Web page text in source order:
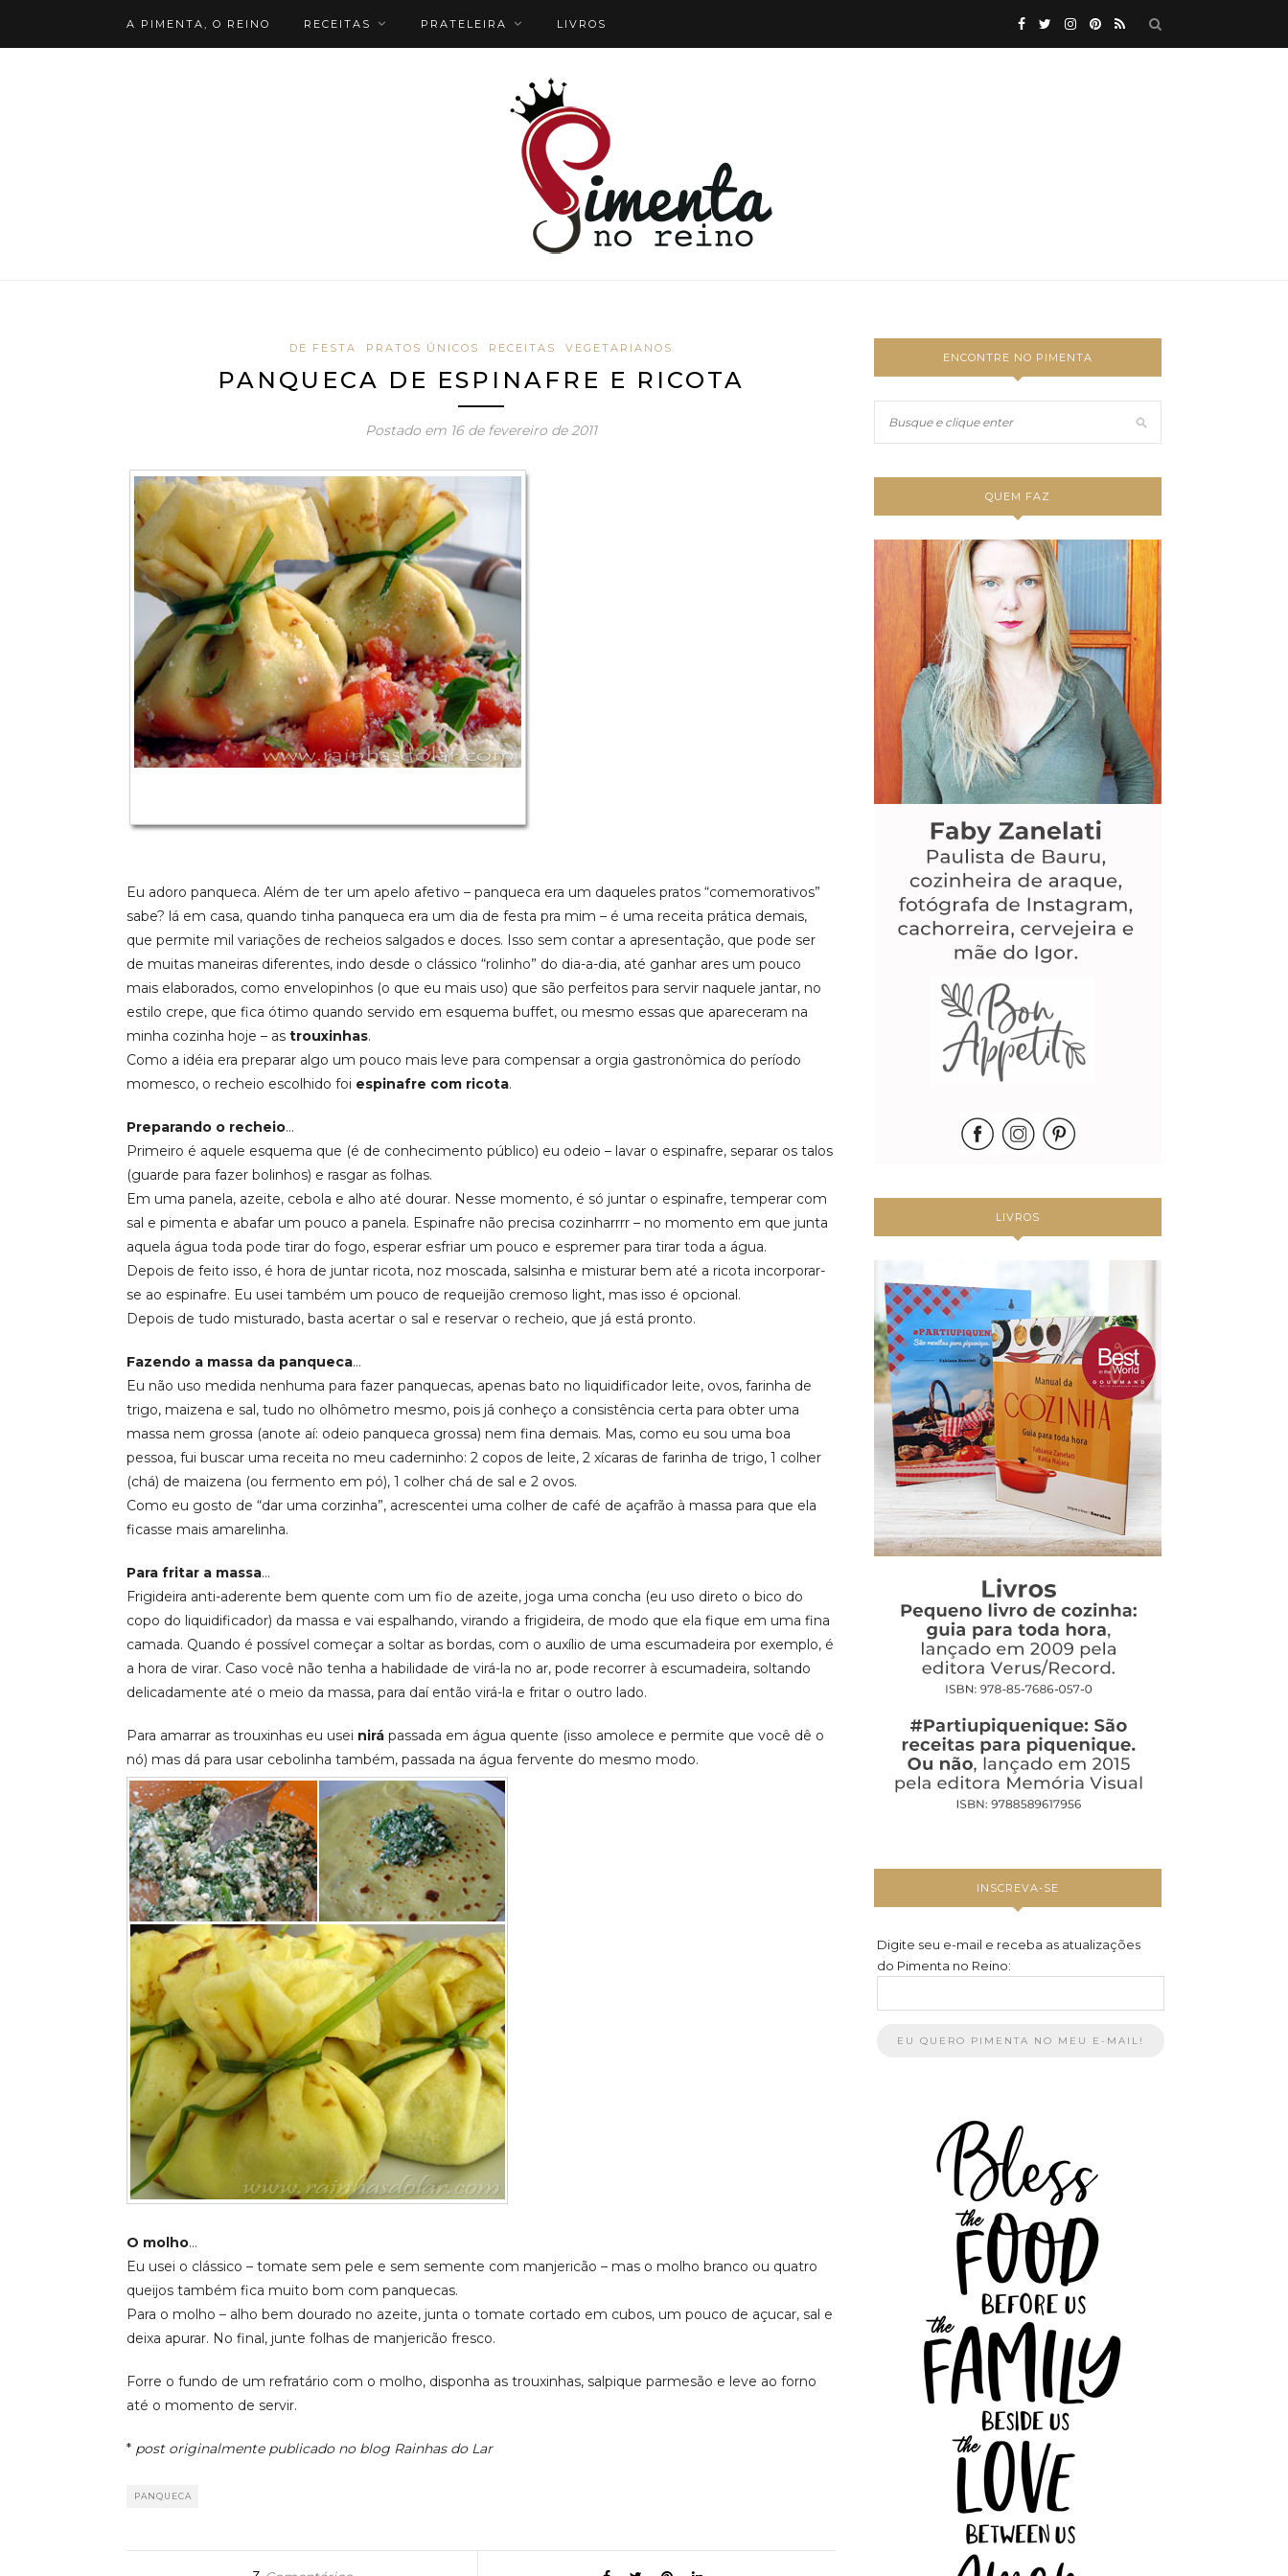
A PIMENTA, O REINO RECEITAS PRATELEIRA LIVROS
DE FESTA PRATOS ÚNICOS RECEITAS VEGETARIANOS
PANQUECA DE ESPINAFRE E RICOTA
Postado em 16 de fevereiro de 2011
Eu adoro panqueca. Além de ter um apelo afetivo – panqueca era um daqueles pratos “comemorativos”
sabe? lá em casa, quando tinha panqueca era um dia de festa pra mim – é uma receita prática demais,
que permite mil variações de recheios salgados e doces. Isso sem contar a apresentação, que pode ser
de muitas maneiras diferentes, indo desde o clássico “rolinho” do dia-a-dia, até ganhar ares um pouco
mais elaborados, como envelopinhos (o que eu mais uso) que são perfeitos para servir naquele jantar, no
estilo crepe, que fica ótimo quando servido em esquema buffet, ou mesmo essas que apareceram na
minha cozinha hoje – as trouxinhas.
Como a idéia era preparar algo um pouco mais leve para compensar a orgia gastronômica do período
momesco, o recheio escolhido foi espinafre com ricota.
Preparando o recheio…
Primeiro é aquele esquema que (é de conhecimento público) eu odeio – lavar o espinafre, separar os talos
(guarde para fazer bolinhos) e rasgar as folhas.
Em uma panela, azeite, cebola e alho até dourar. Nesse momento, é só juntar o espinafre, temperar com
sal e pimenta e abafar um pouco a panela. Espinafre não precisa cozinharrrr – no momento em que junta
aquela água toda pode tirar do fogo, esperar esfriar um pouco e espremer para tirar toda a água.
Depois de feito isso, é hora de juntar ricota, noz moscada, salsinha e misturar bem até a ricota incorporar-
se ao espinafre. Eu usei também um pouco de requeijão cremoso light, mas isso é opcional.
Depois de tudo misturado, basta acertar o sal e reservar o recheio, que já está pronto.
Fazendo a massa da panqueca…
Eu não uso medida nenhuma para fazer panquecas, apenas bato no liquidificador leite, ovos, farinha de
trigo, maizena e sal, tudo no olhômetro mesmo, pois já conheço a consistência certa para obter uma
massa nem grossa (anote aí: odeio panqueca grossa) nem fina demais. Mas, como eu sou uma boa
pessoa, fui buscar uma receita no meu caderninho: 2 copos de leite, 2 xícaras de farinha de trigo, 1 colher
(chá) de maizena (ou fermento em pó), 1 colher chá de sal e 2 ovos.
Como eu gosto de “dar uma corzinha”, acrescentei uma colher de café de açafrão à massa para que ela
ficasse mais amarelinha.
Para fritar a massa…
Frigideira anti-aderente bem quente com um fio de azeite, joga uma concha (eu uso direto o bico do
copo do liquidificador) da massa e vai espalhando, virando a frigideira, de modo que ela fique em uma fina
camada. Quando é possível começar a soltar as bordas, com o auxílio de uma escumadeira por exemplo, é
a hora de virar. Caso você não tenha a habilidade de virá-la no ar, pode recorrer à escumadeira, soltando
delicadamente até o meio da massa, para daí então virá-la e fritar o outro lado.
Para amarrar as trouxinhas eu usei nirá passada em água quente (isso amolece e permite que você dê o
nó) mas dá para usar cebolinha também, passada na água fervente do mesmo modo.
O molho…
Eu usei o clássico – tomate sem pele e sem semente com manjericão – mas o molho branco ou quatro
queijos também fica muito bom com panquecas.
Para o molho – alho bem dourado no azeite, junta o tomate cortado em cubos, um pouco de açucar, sal e
deixa apurar. No final, junte folhas de manjericão fresco.
Forre o fundo de um refratário com o molho, disponha as trouxinhas, salpique parmesão e leve ao forno
até o momento de servir.
* post originalmente publicado no blog Rainhas do Lar
PANQUECA
ENCONTRE NO PIMENTA
QUEM FAZ
LIVROS
INSCREVA-SE
Digite seu e-mail e receba as atualizações
do Pimenta no Reino: